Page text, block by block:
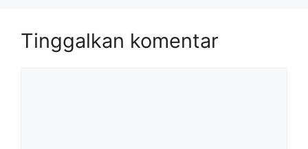
Tinggalkan komentar